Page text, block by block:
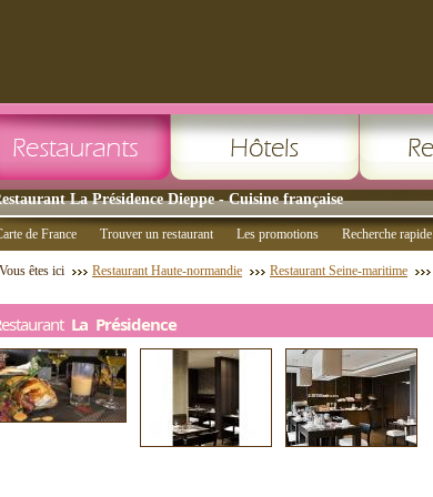
La Présidence Dieppe - Cuisine française
de France Trouver un restaurant Les promotions Recherche rapide
Vous êtes ici Restaurant Haute-normandie Restaurant Seine-maritime
La Présidence